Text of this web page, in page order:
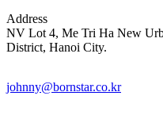
Address
NV Lot 4, Me Tri Ha New
District, Hanoi City.
johnny@bornstar.co.kr